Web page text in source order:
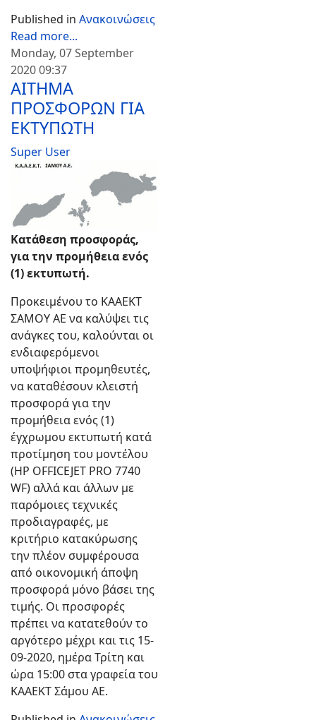
Published in Ανακοινώσεις
Read more...
Monday, 07 September
2020 09:37
ΑΙΤΗΜΑ
ΠΡΟΣΦΟΡΩΝ ΓΙΑ
ΕΚΤΥΠΩΤΗ
Super User
Text
Κατάθεση προσφοράς,
για την προμήθεια ενός
(1) εκτυπωτή.
Προκειμένου το ΚΑΑΕΚΤ
ΣΑΜΟΥ ΑΕ να καλύψει τις
ανάγκες του, καλούνται οι
ενδιαφερόμενοι
υποψήφιοι προμηθευτές,
να καταθέσουν κλειστή
προσφορά για την
προμήθεια ενός (1)
έγχρωμου εκτυπωτή κατά
προτίμηση του μοντέλου
(HP OFFICEJET PRO 7740
WF) αλλά και άλλων με
παρόμοιες τεχνικές
προδιαγραφές, με
κριτήριο κατακύρωσης
την πλέον συμφέρουσα
από οικονομική άποψη
προσφορά μόνο βάσει της
τιμής. Οι προσφορές
πρέπει να κατατεθούν το
αργότερο μέχρι και τις 15-
09-2020, ημέρα Τρίτη και
ώρα 15:00 στα γραφεία του
ΚΑΑΕΚΤ Σάμου ΑΕ.